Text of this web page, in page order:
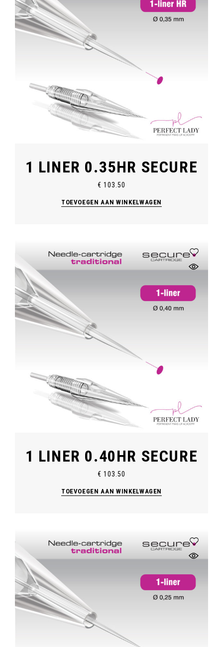
1 LINER 0.35HR SECURE
€ 103.50
TOEVOEGEN AAN WINKELWAGEN
1 LINER 0.40HR SECURE
€ 103.50
TOEVOEGEN AAN WINKELWAGEN